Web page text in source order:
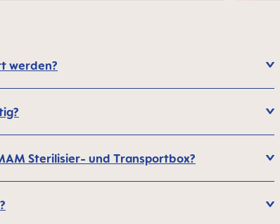
werden?
Sterilisier- und Transportbox?